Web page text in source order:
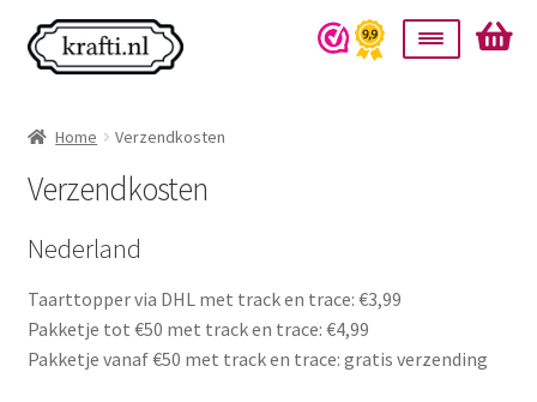
Ga
door
navigatie
Ga
naar
inhoud
Taarttoppers
Bruiloft
Wanddecoratie
Verlichting
Home Verzendkosten
Verzendkosten
Nederland
Taarttopper via DHL met track en trace: €3,99
Pakketje tot €50 met track en trace: €4,99
Pakketje vanaf €50 met track en trace: gratis verzending